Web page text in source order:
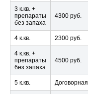
3 к.кв. +
препараты
без запаха
4300 руб.
4 к.кв. 2300 руб.
4 к.кв. +
препараты
без запаха
4500 руб.
5 к.кв. Договорная